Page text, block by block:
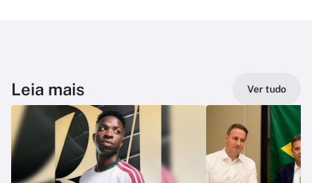
Leia mais Ver tudo